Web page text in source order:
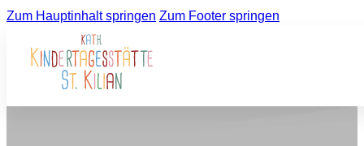
Zum Hauptinhalt springen Zum Footer springen